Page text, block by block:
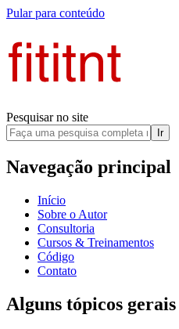
Pular para conteúdo
Pesquisar no site
Ir
Navegação principal
Início
Sobre o Autor
Consultoria
Cursos & Treinamentos
Código
Contato
Alguns tópicos gerais